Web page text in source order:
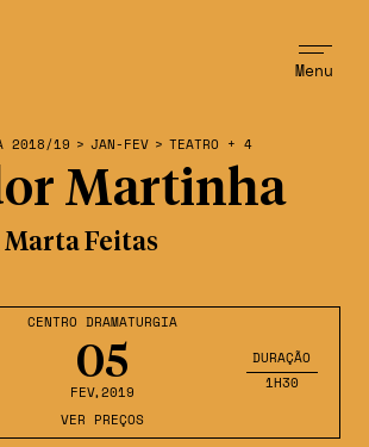
Menu
CENTRO DRAMATURGIA
05
FEV,2019
DURAÇÃO
1H30
VER PREÇOS
2018/19 > JAN-FEV > TEATRO + 4
Martinha
Feitas